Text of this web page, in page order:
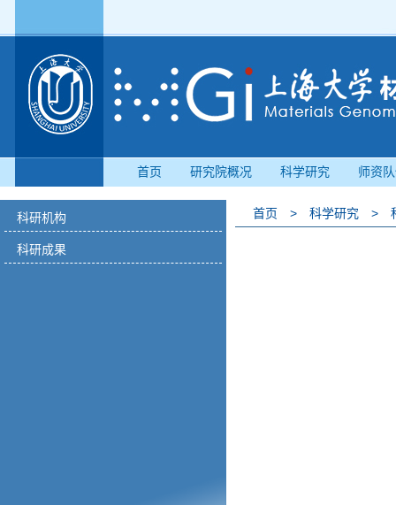
首页 研究院概况 科学研究 师资
科研机构
科研成果
首页 > 科学研究 >